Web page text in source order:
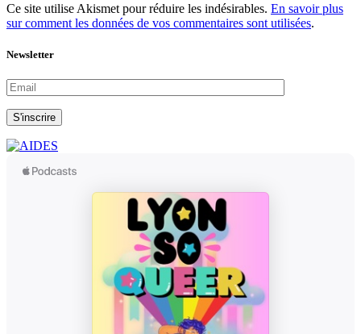
Ce site utilise Akismet pour réduire les indésirables. En savoir plus
sur comment les données de vos commentaires sont utilisées.
Newsletter
S'inscrire